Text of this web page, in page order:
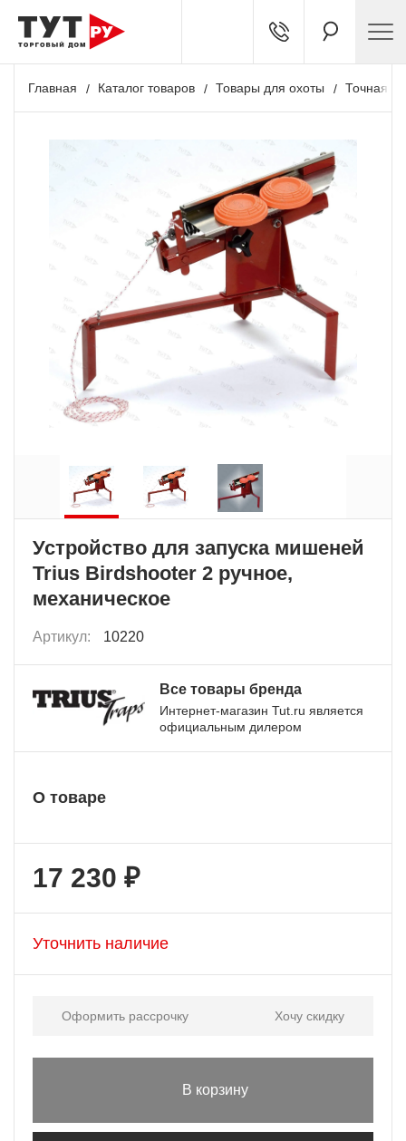
Главная Каталог товаров Товары для охоты Точная
Устройство для запуска мишеней
Trius Birdshooter 2 ручное,
механическое
Артикул: 10220
Все товары бренда
Интернет-магазин Tut.ru является
официальным дилером
О товаре
17 230 ₽
Уточнить наличие
Оформить рассрочку Хочу скидку
В корзину